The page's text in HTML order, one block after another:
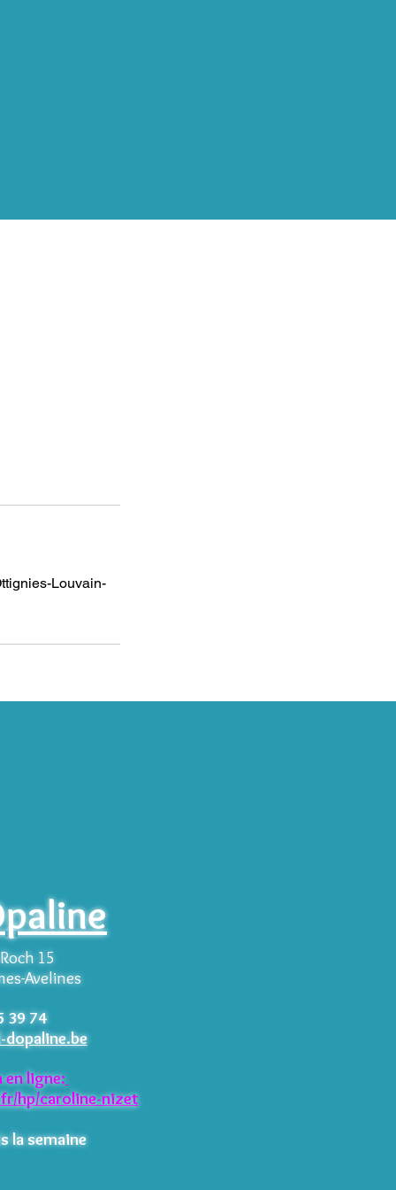
Louvain-
15
Avelines
39 74
en ligne:
hp/caroline-nizet
la semaine